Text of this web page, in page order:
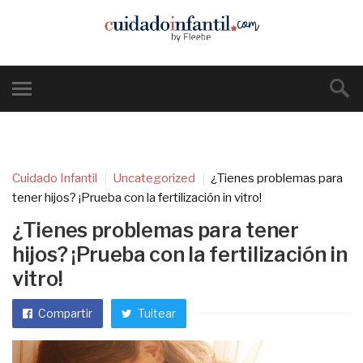
Cuidado Infantil Uncategorized
¿Tienes problemas para
tener hijos? ¡Prueba con la fertilización in vitro!
¿Tienes problemas para tener
hijos? ¡Prueba con la fertilización in
vitro!
Compartir Tuitear